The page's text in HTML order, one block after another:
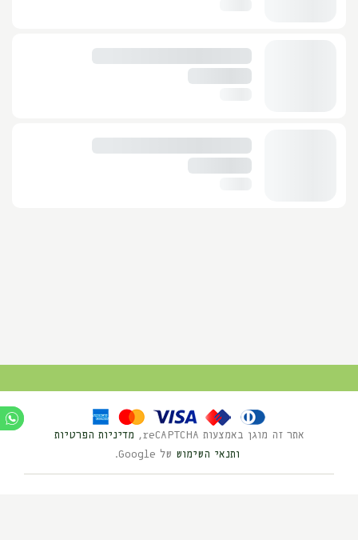
אתר זה מוגן באמצעות reCAPTCHA,
מדיניות הפרטיות
ותנאי השימוש של Google.